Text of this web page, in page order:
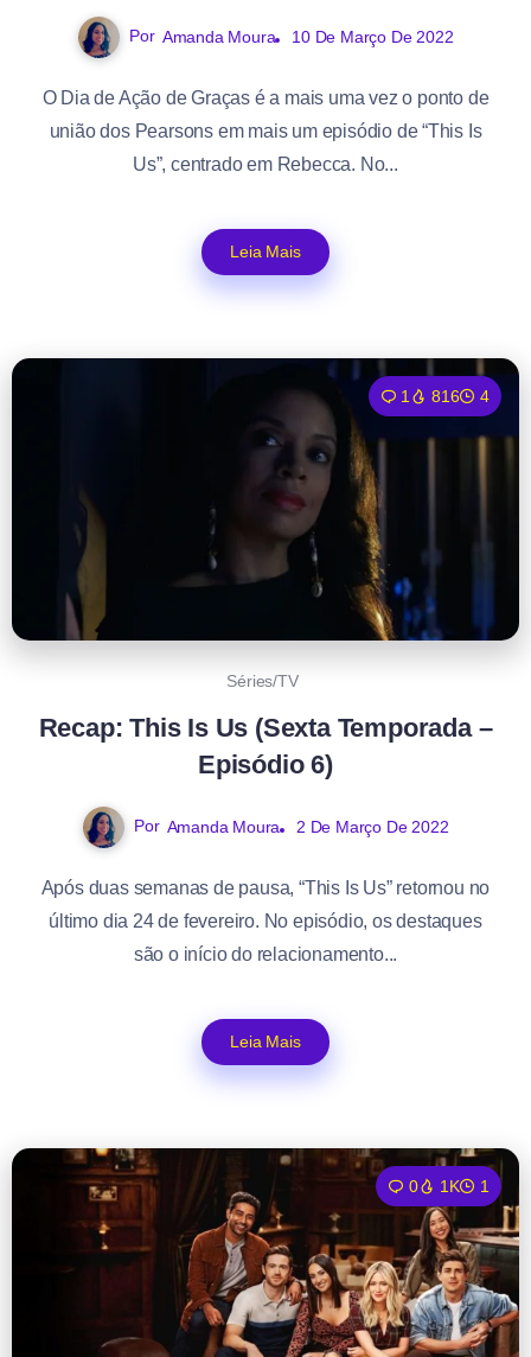
Por Amanda Moura 10 De Março De 2022
O Dia de Ação de Graças é a mais uma vez o ponto de
união dos Pearsons em mais um episódio de “This Is
Us”, centrado em Rebecca. No...
Leia Mais
1 816 4
Séries/TV
Recap: This Is Us (Sexta Temporada –
Episódio 6)
Por Amanda Moura 2 De Março De 2022
Após duas semanas de pausa, “This Is Us” retornou no
último dia 24 de fevereiro. No episódio, os destaques
são o início do relacionamento...
Leia Mais
0 1K 1